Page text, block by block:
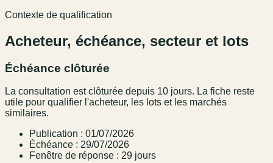
Contexte de qualification
Acheteur, échéance, secteur et lots
Échéance clôturée
La consultation est clôturée depuis 10 jours. La fiche reste
utile pour qualifier l'acheteur, les lots et les marchés
similaires.
Publication : 01/07/2026
Échéance : 29/07/2026
Fenêtre de réponse : 29 jours